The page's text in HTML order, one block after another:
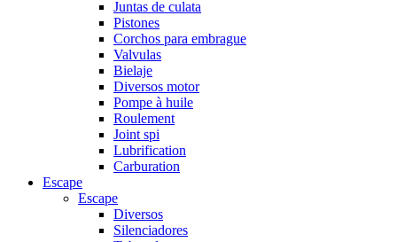
Juntas de culata
Pistones
Corchos para embrague
Valvulas
Bielaje
Diversos motor
Pompe à huile
Roulement
Joint spi
Lubrification
Carburation
Escape
Escape
Diversos
Silenciadores